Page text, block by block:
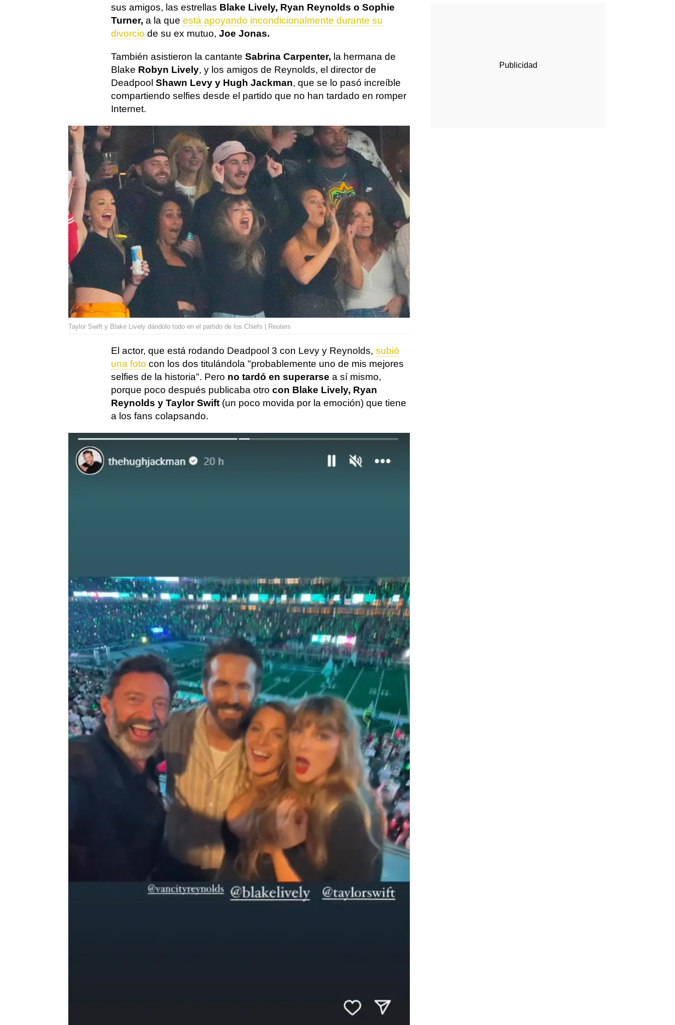
sus amigos, las estrellas Blake Lively, Ryan Reynolds o Sophie
Turner, a la que está apoyando incondicionalmente durante su
divorcio de su ex mutuo, Joe Jonas.
También asistieron la cantante Sabrina Carpenter, la hermana de
Blake Robyn Lively, y los amigos de Reynolds, el director de
Deadpool Shawn Levy y Hugh Jackman, que se lo pasó increíble
compartiendo selfies desde el partido que no han tardado en romper
Internet.
Taylor Swift y Blake Lively dándolo todo en el partido de los Chiefs | Reuters
El actor, que está rodando Deadpool 3 con Levy y Reynolds, subió
una foto con los dos titulándola "probablemente uno de mis mejores
selfies de la historia". Pero no tardó en superarse a sí mismo,
porque poco después publicaba otro con Blake Lively, Ryan
Reynolds y Taylor Swift (un poco movida por la emoción) que tiene
a los fans colapsando.